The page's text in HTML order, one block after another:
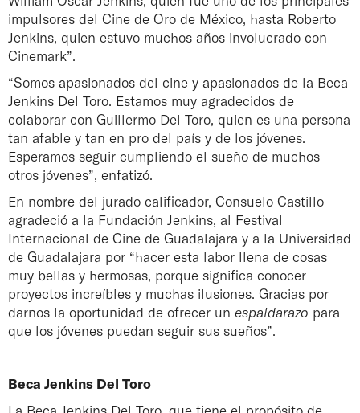
impulsores del Cine de Oro de México, hasta Roberto
Jenkins, quien estuvo muchos años involucrado con
Cinemark”.
“Somos apasionados del cine y apasionados de la Beca
Jenkins Del Toro. Estamos muy agradecidos de
colaborar con Guillermo Del Toro, quien es una persona
tan afable y tan en pro del país y de los jóvenes.
Esperamos seguir cumpliendo el sueño de muchos
otros jóvenes”, enfatizó.
En nombre del jurado calificador, Consuelo Castillo
agradeció a la Fundación Jenkins, al Festival
Internacional de Cine de Guadalajara y a la Universidad
de Guadalajara por “hacer esta labor llena de cosas
muy bellas y hermosas, porque significa conocer
proyectos increíbles y muchas ilusiones. Gracias por
darnos la oportunidad de ofrecer un espaldarazo para
que los jóvenes puedan seguir sus sueños”.
Beca Jenkins Del Toro
La Beca Jenkins Del Toro, que tiene el propósito de